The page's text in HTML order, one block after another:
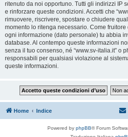
ritenuto da noi opportuno. Tutti gli indirizzi IP
e rinforzare queste condizioni. Accetti che
rimuovere, riscrivere, spostare o chiudere
momento lo ritenga necessario. Come
ogni informazione (dato personale) tu abbia
database. Al contempo queste informazioni
senza il tuo consenso, né “www.sv-italia.it” o
responsabili per qualsiasi violazione al
queste informazioni.
Home Indice
Powered by phpBB® Forum